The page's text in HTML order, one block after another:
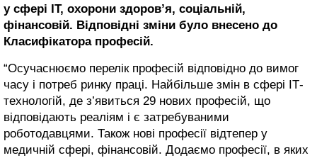
у сфері ІТ, охорони здоров’я, соціальній,
фінансовій. Відповідні зміни було внесено до
Класифікатора професій.
“Осучаснюємо перелік професій відповідно до вимог
часу і потреб ринку праці. Найбільше змін в сфері ІТ-
технологій, де з’явиться 29 нових професій, що
відповідають реаліям і є затребуваними
роботодавцями. Також нові професії відтепер у
медичній сфері, фінансовій. Додаємо професії, в яких